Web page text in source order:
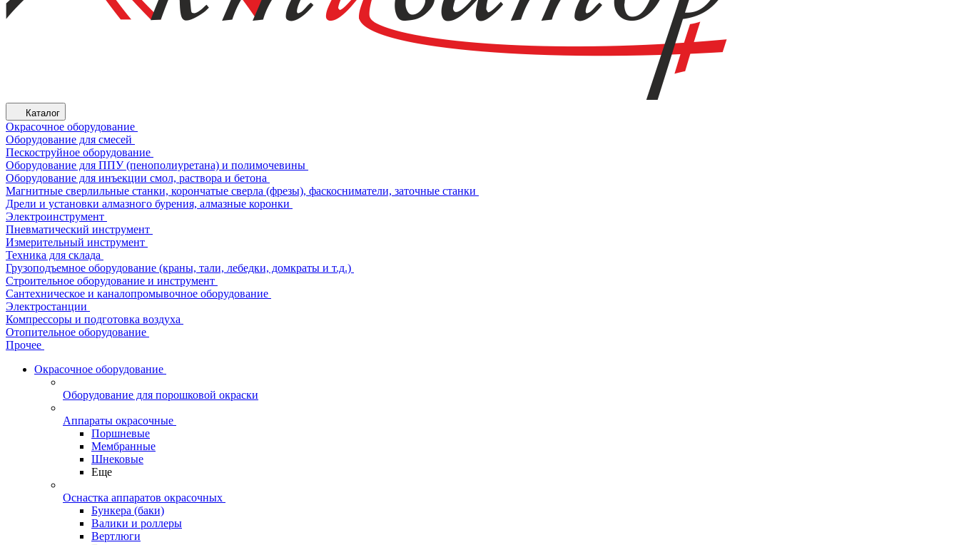
Каталог
Окрасочное оборудование
Оборудование для смесей
Пескоструйное оборудование
Оборудование для ППУ (пенополиуретана) и полимочевины
Оборудование для инъекции смол, раствора и бетона
Магнитные сверлильные станки, корончатые сверла (фрезы), фаскосниматели, заточные станки
Дрели и установки алмазного бурения, алмазные коронки
Электроинструмент
Пневматический инструмент
Измерительный инструмент
Техника для склада
Грузоподъемное оборудование (краны, тали, лебедки, домкраты и т.д.)
Строительное оборудование и инструмент
Сантехническое и каналопромывочное оборудование
Электростанции
Компрессоры и подготовка воздуха
Отопительное оборудование
Прочее
Окрасочное оборудование
Оборудование для порошковой окраски
Аппараты окрасочные
Поршневые
Мембранные
Шнековые
Еще
Оснастка аппаратов окрасочных
Бункера (баки)
Валики и роллеры
Вертлюги